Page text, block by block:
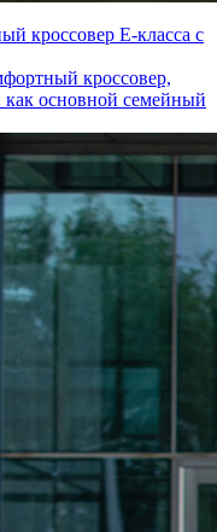
кроссовер E-класса с
кроссовер,
основной семейный